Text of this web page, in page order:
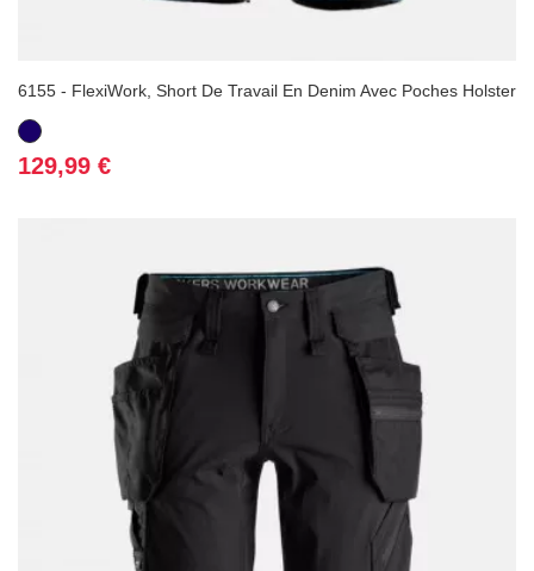
6155 - FlexiWork, Short De Travail En Denim Avec Poches Holster
Bleu
marine
Prix
129,99 €